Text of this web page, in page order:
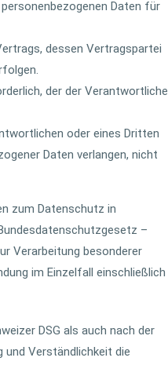
Daten für
dessen Vertragspartei
der der Verantwortliche
oder eines Dritten
Daten verlangen, nicht
zum Datenschutz in
–
Verarbeitung besonderer
im Einzelfall einschließlich
DSG als auch nach der
und Verständlichkeit die